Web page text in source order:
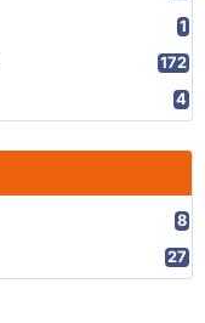
1
172
4
8
27